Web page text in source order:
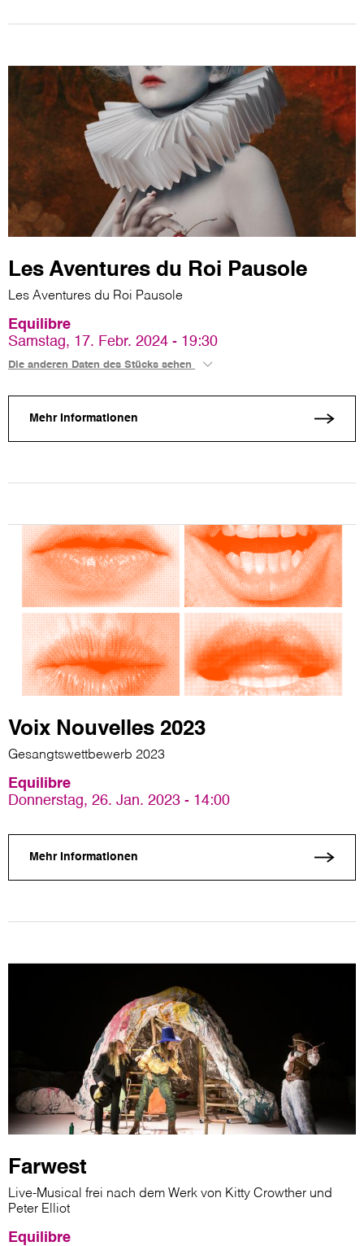
Les Aventures du Roi Pausole
Les Aventures du Roi Pausole
Equilibre
Samstag, 17. Febr. 2024 - 19:30
Die anderen Daten des Stücks sehen
Mehr Informationen
Voix Nouvelles 2023
Gesangtswettbewerb 2023
Equilibre
Donnerstag, 26. Jan. 2023 - 14:00
Mehr Informationen
Farwest
Live-Musical frei nach dem Werk von Kitty Crowther und
Peter Elliot
Equilibre